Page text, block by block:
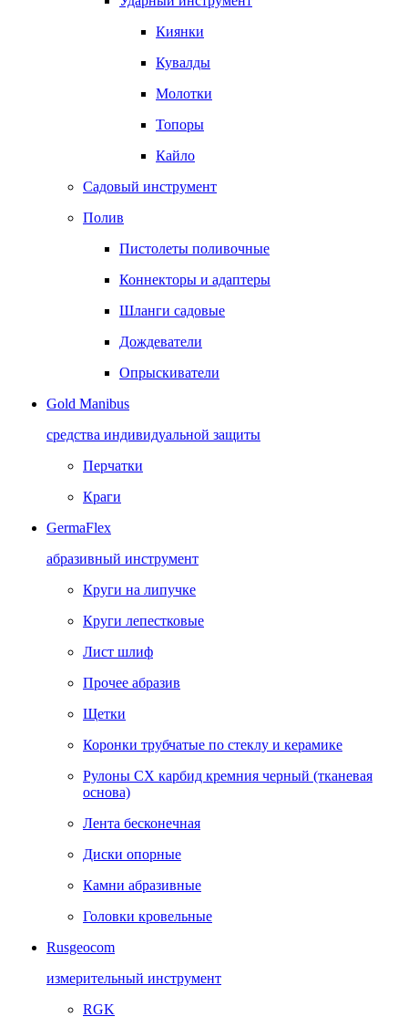
Киянки
Кувалды
Молотки
Топоры
Кайло
Садовый инструмент
Полив
Пистолеты поливочные
Коннекторы и адаптеры
Шланги садовые
Дождеватели
Опрыскиватели
Gold Manibus
средства индивидуальной защиты
Перчатки
Краги
GermaFlex
абразивный инструмент
Круги на липучке
Круги лепестковые
Лист шлиф
Прочее абразив
Щетки
Коронки трубчатые по стеклу и керамике
Рулоны CX карбид кремния черный (тканевая
основа)
Лента бесконечная
Диски опорные
Камни абразивные
Головки кровельные
Rusgeocom
измерительный инструмент
RGK